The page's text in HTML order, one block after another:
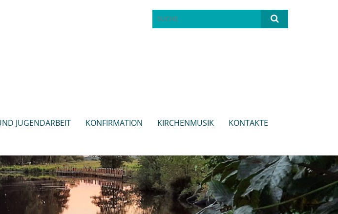
JUGENDARBEIT KONFIRMATION KIRCHENMUSIK
KONTAKTE